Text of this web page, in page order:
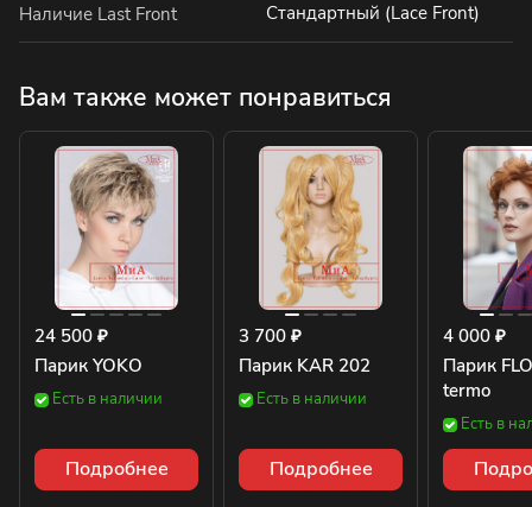
Наличие Last Front Стандартный (Lace Front)
Вам также может понравиться
24 500 ₽
Парик YOKO
Есть в наличии
Подробнее
3 700 ₽
Парик KAR 202
Есть в наличии
Подробнее
4 000 ₽
Парик
termo
Есть в